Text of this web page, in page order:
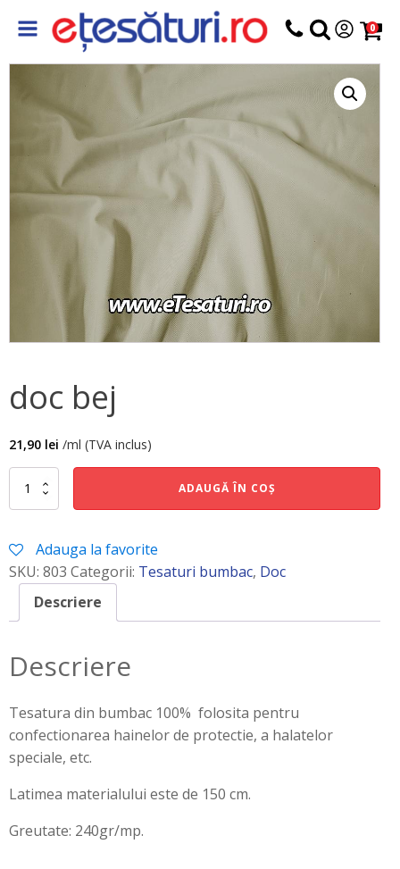
0
doc bej
21,90 lei /ml (TVA inclus)
Cantitate
ADAUGĂ ÎN COȘ
Adauga la favorite
SKU: 803 Categorii: Tesaturi bumbac, Doc
Descriere
Descriere
Tesatura din bumbac 100% folosita pentru
confectionarea hainelor de protectie, a halatelor
speciale, etc.
Latimea materialului este de 150 cm.
Greutate: 240gr/mp.